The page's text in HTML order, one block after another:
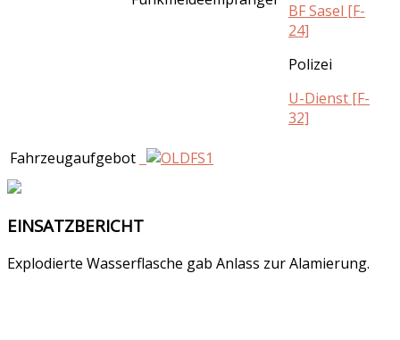
BF Sasel [F-
24]
Polizei
U-Dienst [F-
32]
Fahrzeugaufgebot
EINSATZBERICHT
Explodierte Wasserflasche gab Anlass zur Alamierung.